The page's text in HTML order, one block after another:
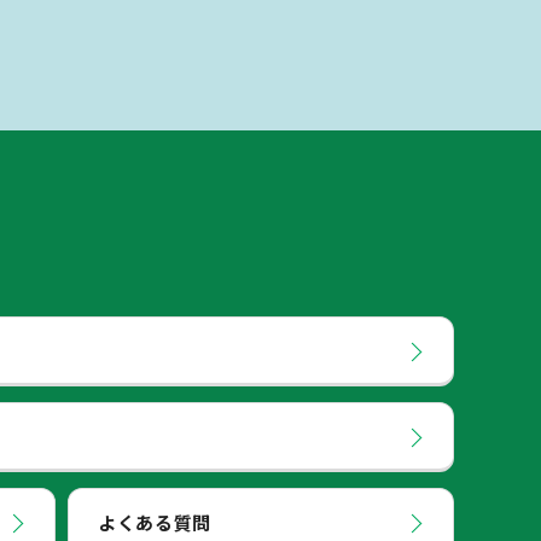
よくある質問